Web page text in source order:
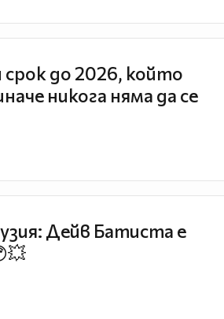
срок до 2026, който
никога няма да се
Дейв Батиста е